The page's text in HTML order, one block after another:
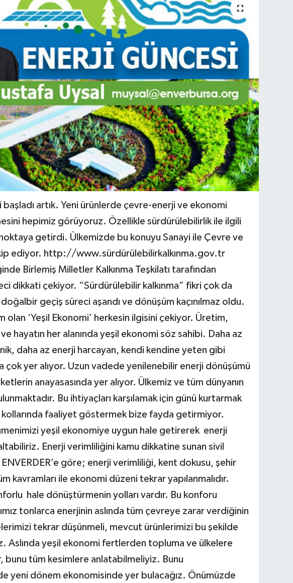
artık. Yeni ürünlerde çevre-enerji ve ekonomi
hepimiz görüyoruz. Özellikle sürdürülebilirlik ile ilgili
getirdi. Ülkemizde bu konuyu Sanayi ile Çevre ve
ediyor. http://www.sürdürülebilirkalkınma.gov.tr
Birlemiş Milletler Kalkınma Teşkilatı tarafından
dikkati çekiyor. “Sürdürülebilir kalkınma” fikri çok da
doğalbir geçiş süreci aşandı ve dönüşüm kaçınılmaz oldu.
olan ‘Yeşil Ekonomi’ herkesin ilgisini çekiyor. Üretim,
hayatın her alanında yeşil ekonomi söz sahibi. Daha az
daha az enerji harcayan, kendi kendine yeten gibi
çok yer alıyor. Uzun vadede yenilenebilir enerji dönüşümü
anayasasında yer alıyor. Ülkemiz ve tüm dünyanın
Bu ihtiyaçları karşılamak için günü kurtarmak
kollarında faaliyet göstermek bize fayda getirmiyor.
yeşil ekonomiye uygun hale getirerek enerji
Enerji verimliliğini kamu dikkatine sunan sivil
göre; enerji verimliliği, kent dokusu, şehir
kavramları ile ekonomi düzeni tekrar yapılanmalıdır.
hale dönüştürmenin yolları vardır. Bu konforu
tonlarca enerjinin aslında tüm çevreye zarar verdiğinin
tekrar düşünmeli, mevcut ürünlerimizi bu şekilde
Aslında yeşil ekonomi fertlerden topluma ve ülkelere
bunu tüm kesimlere anlatabilmeliyiz. Bunu
yeni dönem ekonomisinde yer bulacağız. Önümüzde